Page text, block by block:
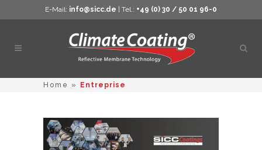
E-Mail: info@sicc.de | Tel.: +49 (0) 30 / 50 01 96-0
Home » Entreprise